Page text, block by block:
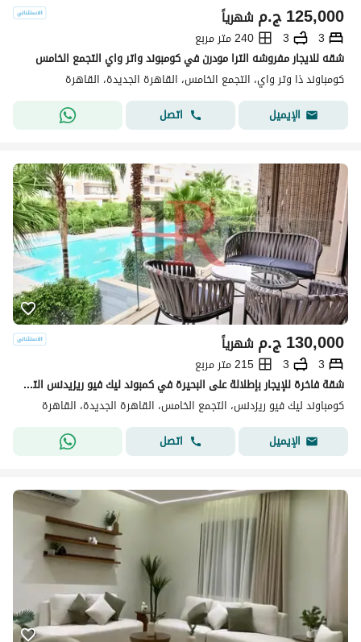
ج.م125,000 شهرياً
3
3
240 متر مربع
شقه للايجار مفروشه الترا مودرن في كومبوند واتر واي التجمع الخامس
كومباوند ذا وتر واي، التجمع الخامس، القاهرة الجديدة، القاهرة
الإيميل
اتصل
ج.م130,000 شهرياً
3
3
215 متر مربع
شقة فاخرة للإيجار بإطلالة على البحيرة في كمبوند ليك فيو ريزيدنس التجمع الخامس
كومباوند ليك فيو ريزدنس، التجمع الخامس، القاهرة الجديدة، القاهرة
الإيميل
اتصل